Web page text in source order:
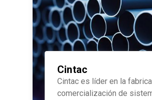
Cintac
Cintac es líder en la
comercialización de